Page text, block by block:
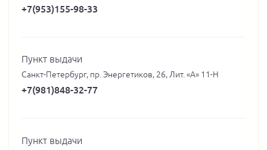
+7(953)155-98-33
Пункт выдачи
Санкт-Петербург, пр. Энергетиков, 26, Лит. «А» 11-Н
+7(981)848-32-77
Пункт выдачи